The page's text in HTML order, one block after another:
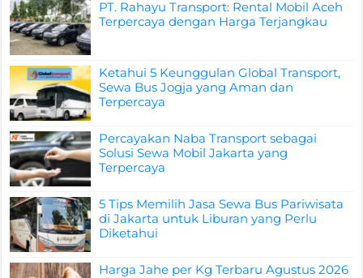
PT. Rahayu Transport: Rental Mobil Aceh
Terpercaya dengan Harga Terjangkau
Ketahui 5 Keunggulan Global Transport,
Sewa Bus Jogja yang Aman dan
Terpercaya
Percayakan Naba Transport sebagai
Solusi Sewa Mobil Jakarta yang
Terpercaya
5 Tips Memilih Jasa Sewa Bus Pariwisata
di Jakarta untuk Liburan yang Perlu
Diketahui
Harga Jahe per Kg Terbaru Agustus 2026